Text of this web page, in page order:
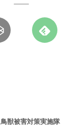
鳥獣被害対策実施隊